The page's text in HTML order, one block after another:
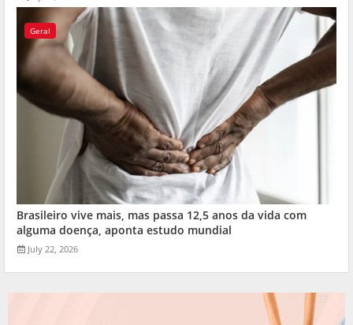
Geral
Brasileiro vive mais, mas passa 12,5 anos da vida com
alguma doença, aponta estudo mundial
July 22, 2026